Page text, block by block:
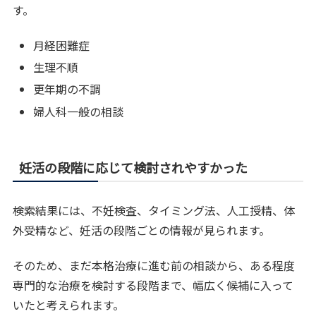
す。
月経困難症
生理不順
更年期の不調
婦人科一般の相談
妊活の段階に応じて検討されやすかった
検索結果には、不妊検査、タイミング法、人工授精、体
外受精など、妊活の段階ごとの情報が見られます。
そのため、まだ本格治療に進む前の相談から、ある程度
専門的な治療を検討する段階まで、幅広く候補に入って
いたと考えられます。